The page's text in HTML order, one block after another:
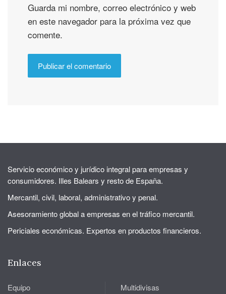
Guarda mi nombre, correo electrónico y web
en este navegador para la próxima vez que
comente.
Servicio económico y jurídico integral para empresas y
consumidores. Illes Balears y resto de España.
Mercantil, civil, laboral, administrativo y penal.
Asesoramiento global a empresas en el tráfico mercantil.
Periciales económicas. Expertos en productos financieros.
Enlaces
Equipo
Multidivisas